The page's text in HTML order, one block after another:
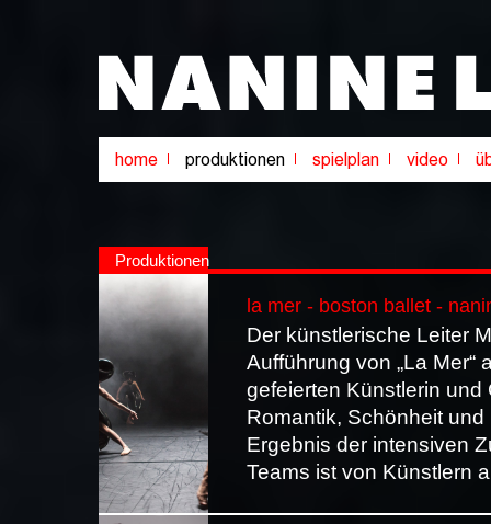
Produktionen
la mer - boston ballet -
Der künstlerische Leiter
Aufführung von „La Mer“
gefeierten Künstlerin
Romantik, Schönheit
Ergebnis der intensiven
Teams ist von Künstlern